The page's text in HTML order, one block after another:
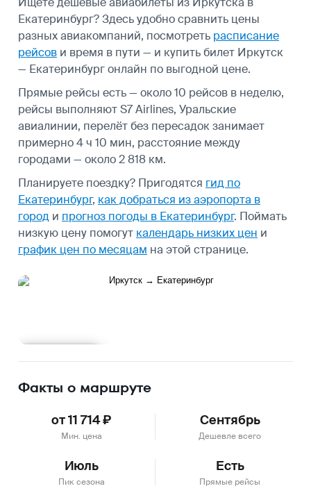
Екатеринбург? Здесь удобно сравнить цены
разных авиакомпаний, посмотреть расписание
рейсов и время в пути — и купить билет Иркутск
— Екатеринбург онлайн по выгодной цене.
Прямые рейсы есть — около 10 рейсов в неделю,
рейсы выполняют S7 Airlines, Уральские
авиалинии, перелёт без пересадок занимает
примерно 4 ч 10 мин, расстояние между
городами — около 2 818 км.
Планируете поездку? Пригодятся гид по
Екатеринбург, как добраться из аэропорта в
город и прогноз погоды в Екатеринбург. Поймать
низкую цену помогут календарь низких цен и
график цен по месяцам на этой странице.
Факты о маршруте
от 11 714 ₽
Мин. цена
Сентябрь
Дешевле всего
Июль
Пик сезона
Есть
Прямые рейсы